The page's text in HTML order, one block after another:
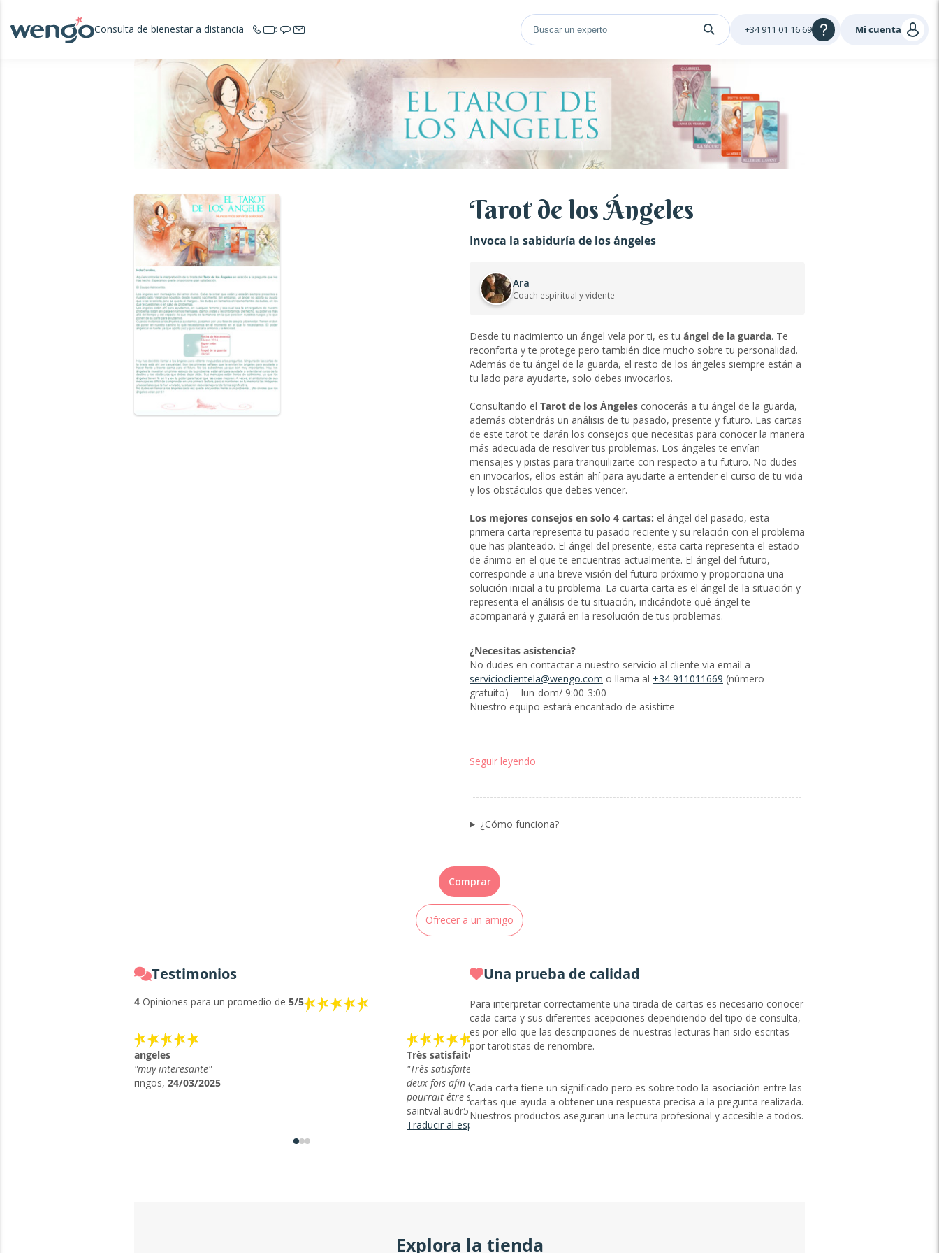
Consulta de bienestar a distancia Mi cuenta
+34 911 01 16 69
Tarot de los Ángeles
Invoca la sabiduría de los ángeles
Ara
Coach espiritual y vidente
Desde tu nacimiento un ángel vela por ti, es tu ángel de la guarda. Te
reconforta y te protege pero también dice mucho sobre tu personalidad.
Además de tu ángel de la guarda, el resto de los ángeles siempre están a
tu lado para ayudarte, solo debes invocarlos.
Consultando el Tarot de los Ángeles conocerás a tu ángel de la guarda,
además obtendrás un análisis de tu pasado, presente y futuro. Las cartas
de este tarot te darán los consejos que necesitas para conocer la manera
más adecuada de resolver tus problemas. Los ángeles te envían
mensajes y pistas para tranquilizarte con respecto a tu futuro. No dudes
en invocarlos, ellos están ahí para ayudarte a entender el curso de tu vida
y los obstáculos que debes vencer.
Los mejores consejos en solo 4 cartas: el ángel del pasado, esta
primera carta representa tu pasado reciente y su relación con el problema
que has planteado. El ángel del presente, esta carta representa el estado
de ánimo en el que te encuentras actualmente. El ángel del futuro,
corresponde a una breve visión del futuro próximo y proporciona una
solución inicial a tu problema. La cuarta carta es el ángel de la situación y
representa el análisis de tu situación, indicándote qué ángel te
acompañará y guiará en la resolución de tus problemas.
¿Necesitas asistencia?
No dudes en contactar a nuestro servicio al cliente via email a
servicioclientela@wengo.com o llama al +34 911011669
gratuito) -- lun-dom/ 9:00-3:00
Nuestro equipo estará encantado de asistirte
Seguir leyendo
¿Cómo funciona?
Comprar
Ofrecer a un amigo
Testimonios
4 Opiniones para un promedio de 5/5
angeles
"muy interesante"
ringos, 24/03/2025
Très satisfaite du Tarot des Anges Wengo
"Très satisfaite du Tarot des Anges Wengo que j'ai payé
deux fois afin d'avoir un total aperçu de ce que cela
pourrait être suite à mes interrogations."
saintval.audr513,07/11/2024
Traducir al español
Angeles. Es muy acertado y evocador. Me ha
impresionado bastante y me ha parecido precioso."
sagitario50,29/10/2024
Una prueba de calidad
Para interpretar correctamente una tirada de cartas es necesario conocer
cada carta y sus diferentes acepciones dependiendo del tipo de consulta,
es por ello que las descripciones de nuestras lecturas han sido escritas
por tarotistas de renombre.
Cada carta tiene un significado pero es sobre todo la asociación entre las
cartas que ayuda a obtener una respuesta precisa a la pregunta realizada.
Nuestros productos aseguran una lectura profesional y accesible a todos.
Explora la tienda